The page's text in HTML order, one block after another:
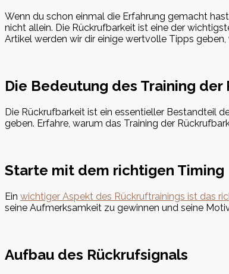
Wenn du schon einmal die Erfahrung gemacht
nicht allein. Die Rückrufbarkeit ist eine der
Artikel werden wir dir einige wertvolle Tipps
Die Bedeutung des Training
Die Rückrufbarkeit ist ein essentieller Bestandteil
geben. Erfahre, warum das Training der
Starte mit dem richtigen Timing
Ein wichtiger Aspekt des Rückruftrainings ist das
seine Aufmerksamkeit zu gewinnen und seine
Aufbau des Rückrufsignals